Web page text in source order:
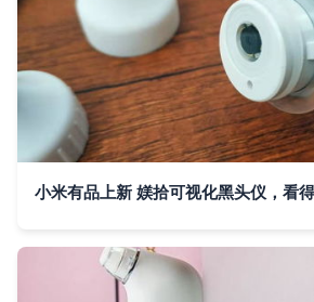
小米有品上新 媄拾可视化黑头仪，看